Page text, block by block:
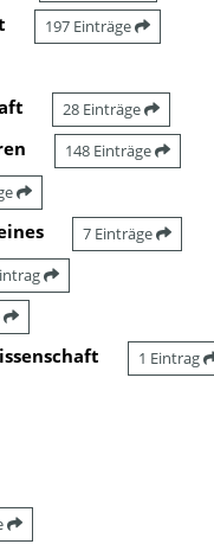
197 Einträge
28 Einträge
148 Einträge
7 Einträge
1 Eintrag